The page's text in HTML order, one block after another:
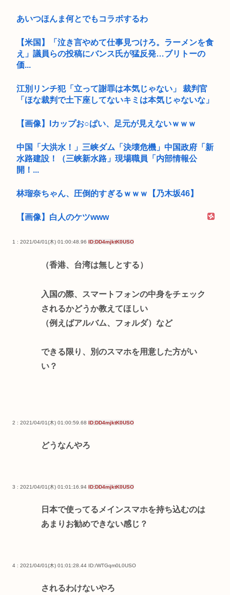
あいつほんま何とでもコラボするわ
【米国】「泣き言やめて仕事見つけろ。ラーメンを食
え」議員らの投稿にバンス氏が猛反発…ブリトーの
価...
江別リンチ犯「立って謝罪は本気じゃない」 裁判官
「ほな裁判で土下座してないキミは本気じゃないな」
【画像】Iカップお○ぱい、足元が見えないｗｗｗ
中国「大洪水！」三峡ダム「決壊危機」中国政府「新
水路建設！（三峡新水路」現場職員「内部情報公
開！...
林瑠奈ちゃん、圧倒的すぎるｗｗｗ【乃木坂46】
【画像】白人のケツwww
1 : 2021/04/01(木) 01:00:48.96 ID:DD4mjktK0USO
（香港、台湾は無しとする）
入国の際、スマートフォンの中身をチェック
されるかどうか教えてほしい
（例えばアルバム、フォルダ）など
できる限り、別のスマホを用意した方がい
い？
2 : 2021/04/01(木) 01:00:59.68 ID:DD4mjktK0USO
どうなんやろ
3 : 2021/04/01(木) 01:01:16.94 ID:DD4mjktK0USO
日本で使ってるメインスマホを持ち込むのは
あまりお勧めできない感じ？
4 : 2021/04/01(木) 01:01:28.44 ID:/WTGqm0L0USO
されるわけないやろ